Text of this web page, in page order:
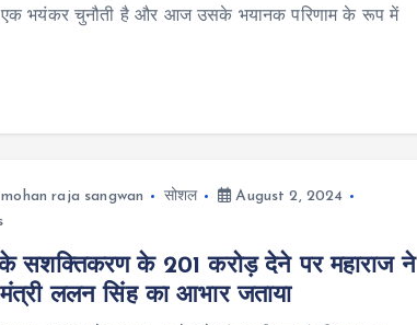
एक भयंकर चुनौती है और आज उसके भयानक परिणाम के रूप में
raja sangwan सोशल
August 2, 2024
के सशक्तिकरण के 201 करोड़ देने पर महाराज ने
ललन सिंह का आभार जताया